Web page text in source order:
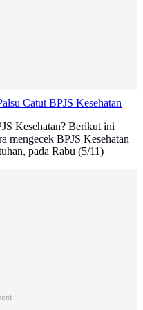
Catut BPJS Kesehatan
Kesehatan? Berikut ini
mengecek BPJS Kesehatan
pada Rabu (5/11)